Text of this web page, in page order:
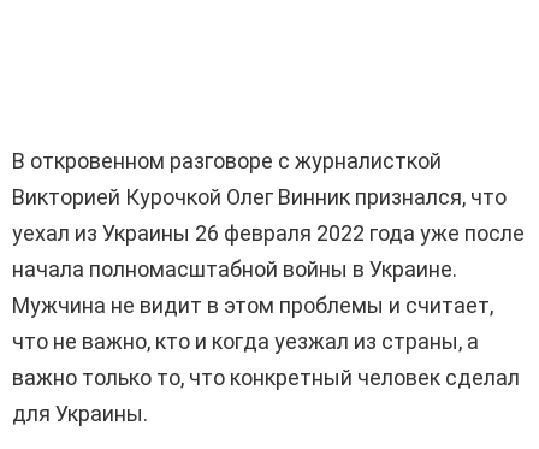
В откровенном разговоре с журналисткой
Викторией Курочкой Олег Винник признался, что
уехал из Украины 26 февраля 2022 года уже после
начала полномасштабной войны в Украине.
Мужчина не видит в этом проблемы и считает,
что не важно, кто и когда уезжал из страны, а
важно только то, что конкретный человек сделал
для Украины.